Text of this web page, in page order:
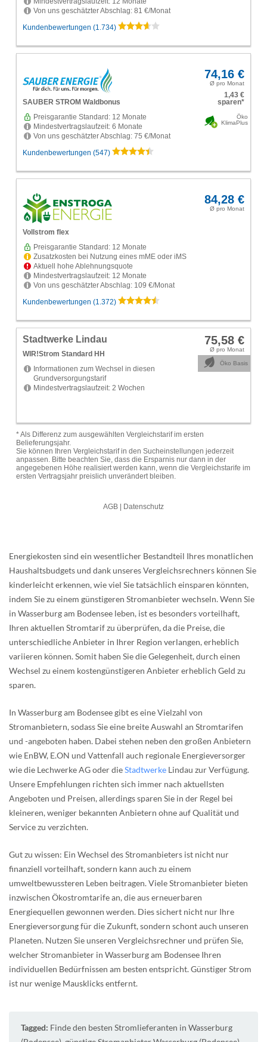
Energiekosten sind ein wesentlicher Bestandteil Ihres monatlichen
Haushaltsbudgets und dank unseres Vergleichsrechners können Sie
kinderleicht erkennen, wie viel Sie tatsächlich einsparen könnten,
indem Sie zu einem günstigeren Stromanbieter wechseln. Wenn Sie
in Wasserburg am Bodensee leben, ist es besonders vorteilhaft,
Ihren aktuellen Stromtarif zu überprüfen, da die Preise, die
unterschiedliche Anbieter in Ihrer Region verlangen, erheblich
variieren können. Somit haben Sie die Gelegenheit, durch einen
Wechsel zu einem kostengünstigeren Anbieter erheblich Geld zu
sparen.
In Wasserburg am Bodensee gibt es eine Vielzahl von
Stromanbietern, sodass Sie eine breite Auswahl an Stromtarifen
und -angeboten haben. Dabei stehen neben den großen Anbietern
wie EnBW, E.ON und Vattenfall auch regionale Energieversorger
wie die Lechwerke AG oder dieStadtwerke Lindau zur Verfügung.
Unsere Empfehlungen richten sich immer nach aktuellsten
Angeboten und Preisen, allerdings sparen Sie in der Regel bei
kleineren, weniger bekannten Anbietern ohne auf Qualität und
Service zu verzichten.
Gut zu wissen: Ein Wechsel des Stromanbieters ist nicht nur
finanziell vorteilhaft, sondern kann auch zu einem
umweltbewussteren Leben beitragen. Viele Stromanbieter bieten
inzwischen Ökostromtarife an, die aus erneuerbaren
Energiequellen gewonnen werden. Dies sichert nicht nur Ihre
Energieversorgung für die Zukunft, sondern schont auch unseren
Planeten. Nutzen Sie unseren Vergleichsrechner und prüfen Sie,
welcher Stromanbieter in Wasserburg am Bodensee Ihren
individuellen Bedürfnissen am besten entspricht. Günstiger Strom
ist nur wenige Mausklicks entfernt.
Tagged: Finde den besten Stromlieferanten in Wasserburg